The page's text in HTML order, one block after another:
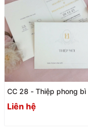
CC 28 - Thiệp phong bì
mĩ thuật kết hợp dập
Liên hệ